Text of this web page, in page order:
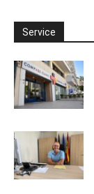
Service